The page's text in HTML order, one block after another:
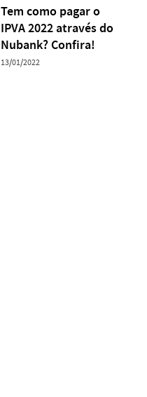
Tem como pagar o
IPVA 2022 através do
Nubank? Confira!
13/01/2022